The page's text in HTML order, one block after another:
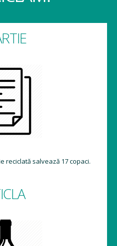
reciclată salvează 17 copaci.